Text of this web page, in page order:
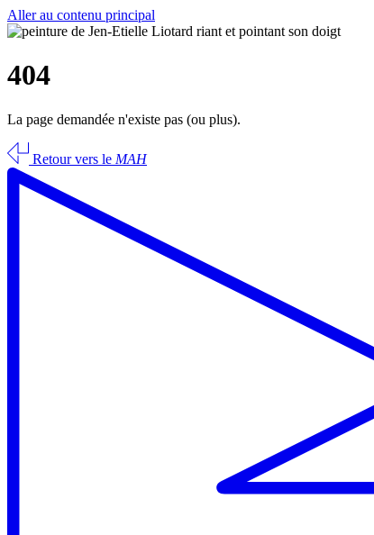
Aller au contenu principal
404
La page demandée n'existe pas (ou plus).
Retour vers le MAH